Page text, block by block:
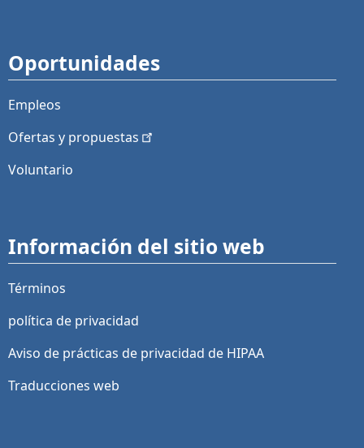
Oportunidades
Empleos
Ofertas y propuestas
Voluntario
Información del sitio web
Términos
política de privacidad
Aviso de prácticas de privacidad de HIPAA
Traducciones web